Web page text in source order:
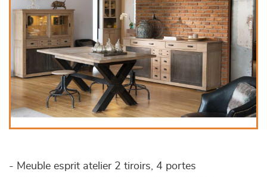
- Meuble esprit atelier 2 tiroirs, 4 portes